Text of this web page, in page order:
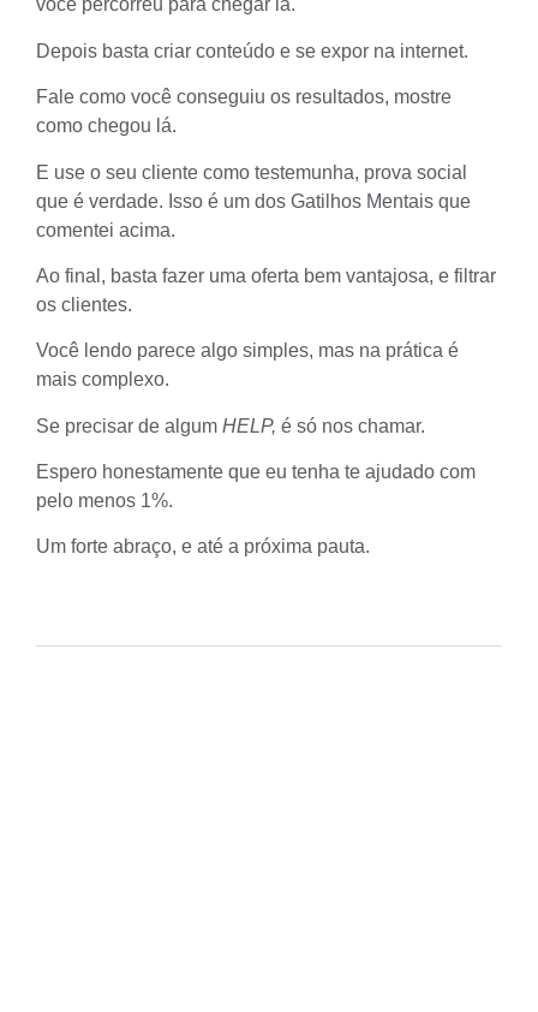
você percorreu para chegar lá.
Depois basta criar conteúdo e se expor na internet.
Fale como você conseguiu os resultados, mostre
como chegou lá.
E use o seu cliente como testemunha, prova social
que é verdade. Isso é um dos Gatilhos Mentais que
comentei acima.
Ao final, basta fazer uma oferta bem vantajosa, e filtrar
os clientes.
Você lendo parece algo simples, mas na prática é
mais complexo.
Se precisar de algum HELP, é só nos chamar.
Espero honestamente que eu tenha te ajudado com
pelo menos 1%.
Um forte abraço, e até a próxima pauta.